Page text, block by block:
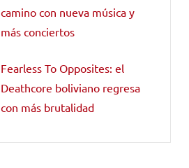
camino con nueva música y
más conciertos
Fearless To Opposites: el
Deathcore boliviano regresa
con más brutalidad